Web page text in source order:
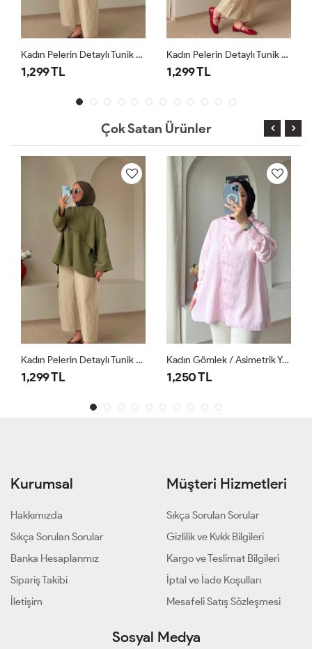
Kadın Pelerin Detaylı Tunik Haki
TL
Kadın Pelerin Detaylı Tunik Krem
1,299 TL
Çok Satan Ürünler
Kadın Pelerin Detaylı Tunik Haki
1,299 TL
Kadın Gömlek / Asimetrik Yaka Çizgili Gömlek Pembe
1,250 TL
Kurumsal
Hakkımızda
Sıkça Sorulan Sorular
Banka Hesaplarımız
Sipariş Takibi
İletişim
Müşteri Hizmetleri
Sıkça Sorulan Sorular
Gizlilik ve Kvkk Bilgileri
Kargo ve Teslimat Bilgileri
İptal ve İade Koşulları
Mesafeli Satış Sözleşmesi
Sosyal Medya